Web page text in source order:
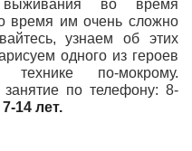
выживания во время
время им очень сложно
узнаем об этих
одного из героев
по-мокрому.
по телефону: 8-
14 лет.